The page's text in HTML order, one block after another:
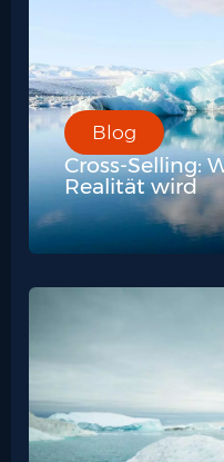
Blog
Cross-Selling:
Realität wird